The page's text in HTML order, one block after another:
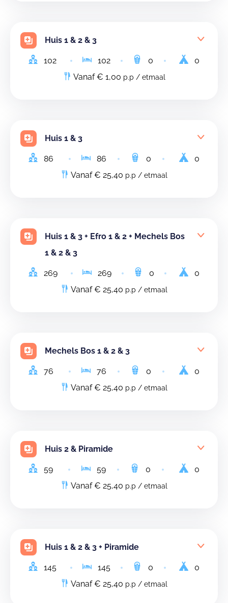
Huis 1 & 2 & 3
102 102 0
0
Vanaf € 1,00 p.p / etmaal
Huis 1 & 3
86 86 0
0
Vanaf € 25,40 p.p / etmaal
Huis 1 & 3 + Efro 1 & 2 + Mechels Bos
1 & 2 & 3
269 269 0
0
Vanaf € 25,40 p.p / etmaal
Mechels Bos 1 & 2 & 3
76 76 0
0
Vanaf € 25,40 p.p / etmaal
Huis 2 & Piramide
59 59 0
0
Vanaf € 25,40 p.p / etmaal
Huis 1 & 2 & 3 + Piramide
145 145 0
0
Vanaf € 25,40 p.p / etmaal